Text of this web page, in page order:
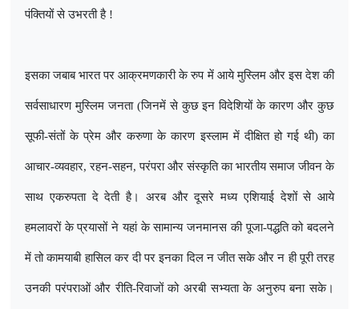
पंक्तियों से उभरती है !
इसका जबाब भारत पर आक्रमणकारी के रुप में आये मुस्लिम और इस देश की
सर्वसाधारण मुस्लिम जनता (जिनमें से कुछ इन विदेशियों के कारण और कुछ
सूफी-संतों के प्रेम और करुणा के कारण इस्लाम में दीक्षित हो गई थी) का
आचार-व्यवहार,रहन-सहन,परंपरा और संस्कृति का भारतीय समाज जीवन के
साथ एकरुपता दे देती है। अरब और दूसरे मध्य एशियाई देशों से आये
हमलावरों के प्रयासों ने यहां के सामान्य जनमानस की पूजा-पद्धति को बदलने
में तो कामयाबी हासिल कर दी पर इनका दिल न जीत सके और न ही पूरी तरह
उनकी परंपराओं और रीति-रिवाजों को अरबी सभ्यता के अनुरुप बना सके।